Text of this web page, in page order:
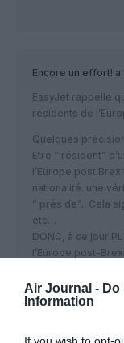
Air Journal - Do
Information
Encore un effort! a
EasyJet rappelle
résidents de
Quelques
Etre ” résident”
l’Europe post
nationalité..une
” près de”.. Cela
etc…
DONC, à ce jour
l’Europe post-
donc ne devrait
intra-européens